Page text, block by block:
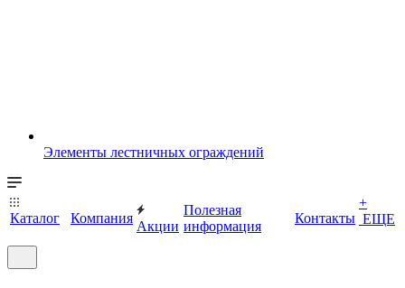
Элементы лестничных ограждений
Каталог Компания
Акции
Полезная
информация
Контакты
+
ЕЩЕ